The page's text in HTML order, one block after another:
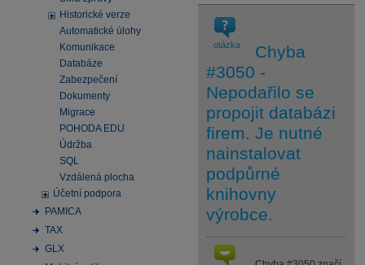
Historické verze
Automatické úlohy
Komunikace
Databáze
Zabezpečení
Dokumenty
Migrace
POHODA EDU
Údržba
SQL
Vzdálená plocha
Účetní podpora
PAMICA
TAX
GLX
otázka
Chyba
#3050 -
Nepodařilo se
propojit databázi
firem. Je nutné
nainstalovat
podpůrné
knihovny
výrobce.